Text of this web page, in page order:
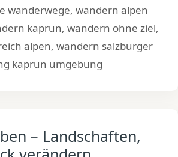
wanderwege, wandern alpen
kaprun, wandern ohne ziel,
alpen, wandern salzburger
kaprun umgebung
– Landschaften,